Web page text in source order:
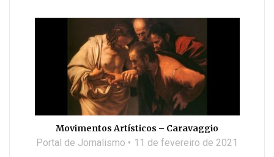
Movimentos Artísticos – Caravaggio
Portal de Jornalismo 11 de fevereiro de 2021